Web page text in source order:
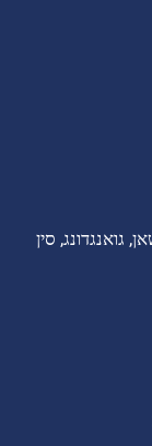
גואנגדונג, סין